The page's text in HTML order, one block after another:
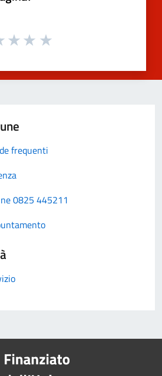
frequenti
0825 445211